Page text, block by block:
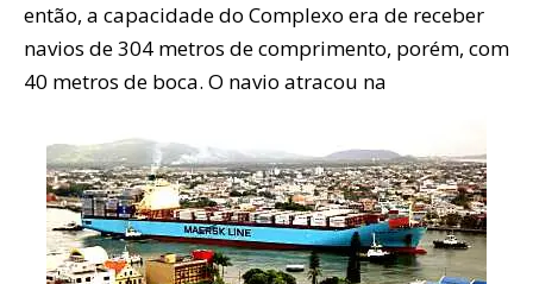
então, a capacidade do Complexo era de receber
navios de 304 metros de comprimento, porém, com
40 metros de boca. O navio atracou na